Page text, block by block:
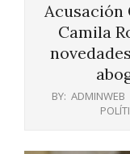
Acusación
Camila
BY: ADMINWEB